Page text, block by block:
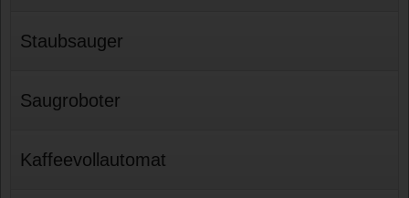
Staubsauger
Saugroboter
Kaffeevollautomat